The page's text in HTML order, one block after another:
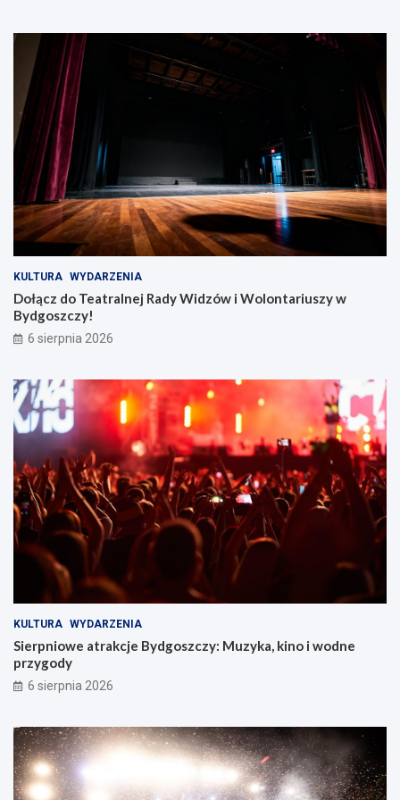
o
e
!
ó
o
n
r
i
u
s
z
y
w
B
y
o
s
z
c
z
y
!
KULTURA WYDARZENIA
Dołącz do Teatralnej Rady Widzów i Wolontariuszy w
Bydgoszczy!
6 sierpnia 2026
KULTURA WYDARZENIA
Sierpniowe atrakcje Bydgoszczy: Muzyka, kino i wodne
przygody
6 sierpnia 2026